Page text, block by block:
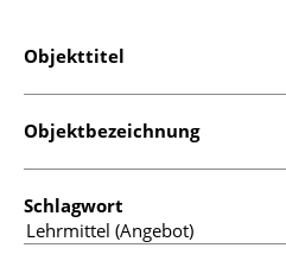
Objekttitel
Objektbezeichnung
Schlagwort